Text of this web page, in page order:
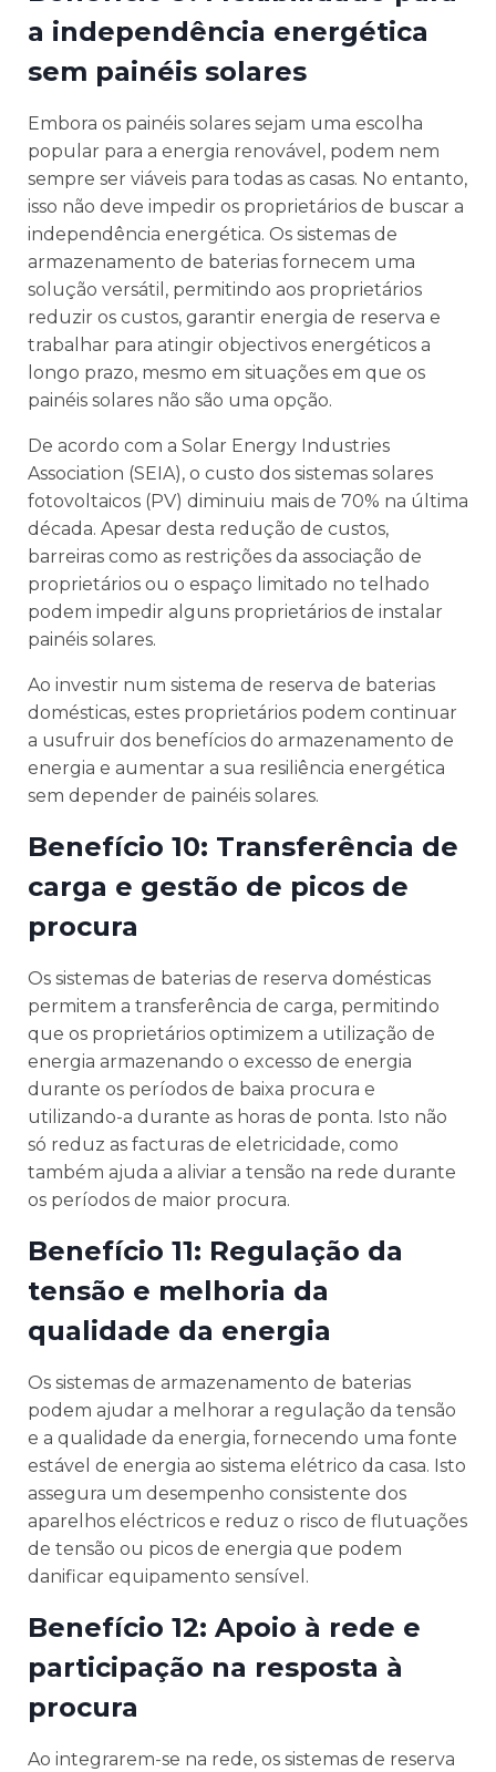
a independência energética
sem painéis solares
Embora os painéis solares sejam uma escolha
popular para a energia renovável, podem nem
sempre ser viáveis para todas as casas. No entanto,
isso não deve impedir os proprietários de buscar a
independência energética. Os sistemas de
armazenamento de baterias fornecem uma
solução versátil, permitindo aos proprietários
reduzir os custos, garantir energia de reserva e
trabalhar para atingir objectivos energéticos a
longo prazo, mesmo em situações em que os
painéis solares não são uma opção.
De acordo com a Solar Energy Industries
Association (SEIA), o custo dos sistemas solares
fotovoltaicos (PV) diminuiu mais de 70% na última
década. Apesar desta redução de custos,
barreiras como as restrições da associação de
proprietários ou o espaço limitado no telhado
podem impedir alguns proprietários de instalar
painéis solares.
Ao investir num sistema de reserva de baterias
domésticas, estes proprietários podem continuar
a usufruir dos benefícios do armazenamento de
energia e aumentar a sua resiliência energética
sem depender de painéis solares.
Benefício 10: Transferência de
carga e gestão de picos de
procura
Os sistemas de baterias de reserva domésticas
permitem a transferência de carga, permitindo
que os proprietários optimizem a utilização de
energia armazenando o excesso de energia
durante os períodos de baixa procura e
utilizando-a durante as horas de ponta. Isto não
só reduz as facturas de eletricidade, como
também ajuda a aliviar a tensão na rede durante
os períodos de maior procura.
Benefício 11: Regulação da
tensão e melhoria da
qualidade da energia
Os sistemas de armazenamento de baterias
podem ajudar a melhorar a regulação da tensão
e a qualidade da energia, fornecendo uma fonte
estável de energia ao sistema elétrico da casa. Isto
assegura um desempenho consistente dos
aparelhos eléctricos e reduz o risco de flutuações
de tensão ou picos de energia que podem
danificar equipamento sensível.
Benefício 12: Apoio à rede e
participação na resposta à
procura
Ao integrarem-se na rede, os sistemas de reserva